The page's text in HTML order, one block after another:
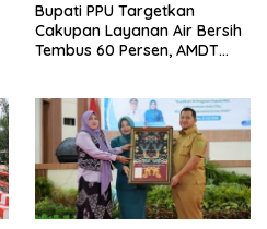
Bupati PPU Targetkan
Cakupan Layanan Air Bersih
Tembus 60 Persen, AMDT